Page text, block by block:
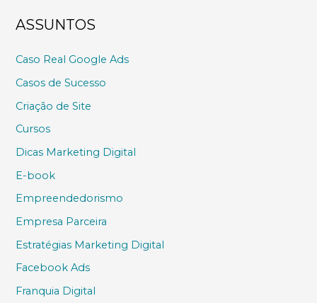
ASSUNTOS
Caso Real Google Ads
Casos de Sucesso
Criação de Site
Cursos
Dicas Marketing Digital
E-book
Empreendedorismo
Empresa Parceira
Estratégias Marketing Digital
Facebook Ads
Franquia Digital